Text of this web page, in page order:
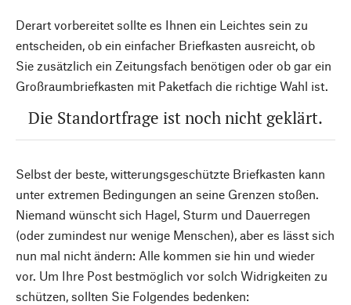
Derart vorbereitet sollte es Ihnen ein Leichtes sein zu
entscheiden, ob ein einfacher Briefkasten ausreicht, ob
Sie zusätzlich ein Zeitungsfach benötigen oder ob gar ein
Großraumbriefkasten mit Paketfach die richtige Wahl ist.
Die Standortfrage ist noch nicht geklärt.
Selbst der beste, witterungsgeschützte Briefkasten kann
unter extremen Bedingungen an seine Grenzen stoßen.
Niemand wünscht sich Hagel, Sturm und Dauerregen
(oder zumindest nur wenige Menschen), aber es lässt sich
nun mal nicht ändern: Alle kommen sie hin und wieder
vor. Um Ihre Post bestmöglich vor solch Widrigkeiten zu
schützen, sollten Sie Folgendes bedenken: